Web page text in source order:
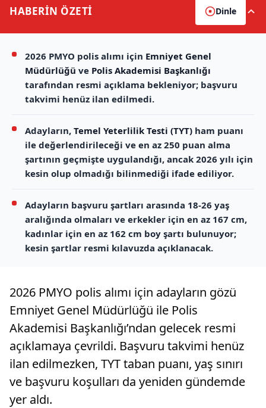
HABERİN ÖZETİ Dinle
2026 PMYO polis alımı için Emniyet Genel
Müdürlüğü ve Polis Akademisi Başkanlığı
tarafından resmi açıklama bekleniyor; başvuru
takvimi henüz ilan edilmedi.
Adayların, Temel Yeterlilik Testi (TYT) ham puanı
ile değerlendirileceği ve en az 250 puan alma
şartının geçmişte uygulandığı, ancak 2026 yılı için
kesin olup olmadığı bilinmediği ifade ediliyor.
Adayların başvuru şartları arasında 18-26 yaş
aralığında olmaları ve erkekler için en az 167 cm,
kadınlar için en az 162 cm boy şartı bulunuyor;
kesin şartlar resmi kılavuzda açıklanacak.
2026 PMYO polis alımı için adayların gözü
Emniyet Genel Müdürlüğü ile Polis
Akademisi Başkanlığı’ndan gelecek resmi
açıklamaya çevrildi. Başvuru takvimi henüz
ilan edilmezken, TYT taban puanı, yaş sınırı
ve başvuru koşulları da yeniden gündemde
yer aldı.